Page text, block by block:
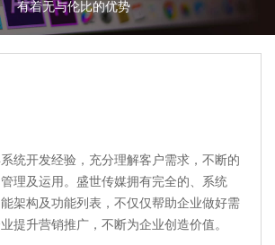
有着无与伦比的优势
统开发经验，充分理解客户需求，不断的
理及运用。盛世传媒拥有完全的、系统
架构及功能列表，不仅仅帮助企业做好需
提升营销推广，不断为企业创造价值。